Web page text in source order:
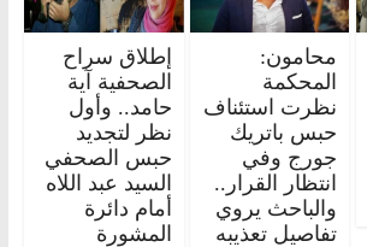
محامون:
المحكمة
نظرت استئناف
حبس باتريك
جورج وفي
انتظار القرار..
والباحث يروي
تفاصيل تعذيبه
إطلاق سراح
الصحفية آية
حامد.. وأول
نظر لتجديد
حبس الصحفي
السيد عبد اللاه
أمام دائرة
المشورة